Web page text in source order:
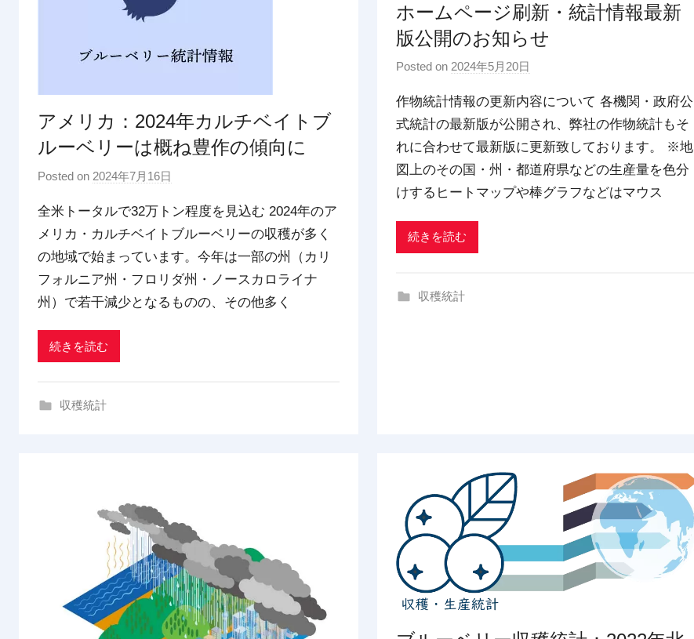
アメリカ：2024年カルチベイトブ
ルーベリーは概ね豊作の傾向に
Posted on 2024年7月16日
p
d
x
t
r
全米トータルで32万トン程度を見込む 2024年のア
メリカ・カルチベイトブルーベリーの収穫が多く
の地域で始まっています。今年は一部の州（カリ
フォルニア州・フロリダ州・ノースカロライナ
州）で若干減少となるものの、その他多く
続きを読む
収穫統計
ホームページ刷新・統計情報最新
版公開のお知らせ
Posted on 2024年5月20日
p
d
x
t
r
作物統計情報の更新内容について 各機関・政府公
式統計の最新版が公開され、弊社の作物統計もそ
れに合わせて最新版に更新致しております。 ※地
図上のその国・州・都道府県などの生産量を色分
けするヒートマップや棒グラフなどはマウス
続きを読む
収穫統計